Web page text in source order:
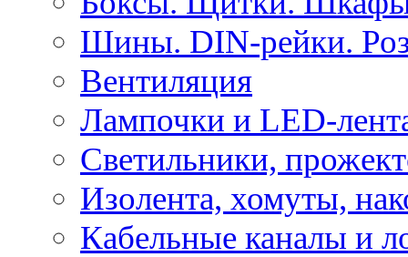
Шины. DIN-рейки.
Вентиляция
Лампочки и LED-
Светильники,
Изолента, хомуты,
Кабельные каналы и